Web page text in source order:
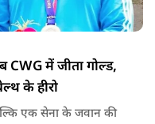
CWG में जीता गोल्ड,
के हीरो
एक सेना के जवान की